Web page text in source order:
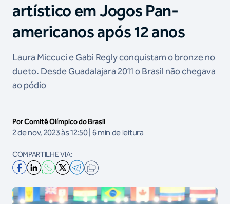
artístico em Jogos Pan-
americanos após 12 anos
Laura Miccuci e Gabi Regly conquistam o bronze no
dueto. Desde Guadalajara 2011 o Brasil não chegava
ao pódio
Por Comitê Olímpico do Brasil
2 de nov, 2023 às 12:50 | 6 min de leitura
COMPARTILHE VIA: